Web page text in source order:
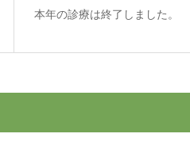
本年の診療は終了しました。